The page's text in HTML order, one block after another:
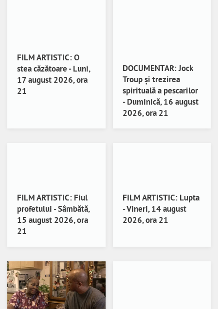
FILM ARTISTIC: O
stea căzătoare - Luni,
17 august 2026, ora
21
DOCUMENTAR: Jock
Troup și trezirea
spirituală a pescarilor
- Duminică, 16 august
2026, ora 21
FILM ARTISTIC: Fiul
profetului - Sâmbătă,
15 august 2026, ora
21
FILM ARTISTIC: Lupta
- Vineri, 14 august
2026, ora 21